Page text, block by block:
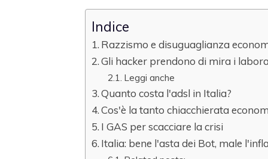
Indice
Razzismo e disuguaglianza
Gli hacker prendono di mira i
Leggi anche
Quanto costa l'adsl in Italia?
Cos'è la tanto chiacchierata
I GAS per scacciare la crisi
Italia: bene l'asta dei Bot, male